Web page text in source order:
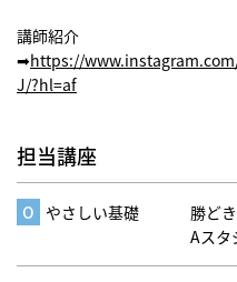
講師紹介
➡︎https://
J/?hl=af
担当講座
やさしい基礎
勝ど
Aスタ